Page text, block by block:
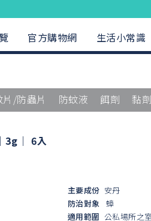
官方購物網 生活小常識
片/防蟲片 防蚊液 餌劑 黏
3g｜ 6入
主要成份 安丹
防治對象
蟑
適用範圍 公私場所之